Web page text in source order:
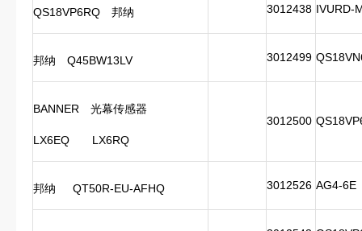
QS18VP6RQ 邦纳 3012438 IVURD-
邦纳 Q45BW13LV 3012499
BANNER 光幕传感器
LX6EQ LX6RQ
3012500
邦纳 QT50R-EU-AFHQ 3012526 AG4-6E